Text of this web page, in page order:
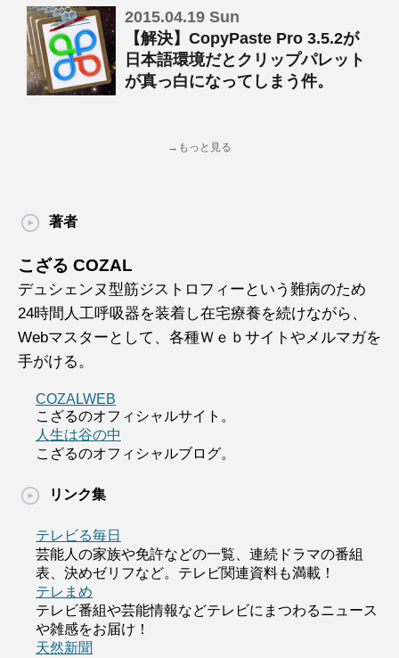
2015.04.19 Sun
【解決】CopyPaste Pro 3.5.2が
日本語環境だとクリップパレット
が真っ白になってしまう件。
→もっと見る
著者
こざる COZAL
デュシェンヌ型筋ジストロフィーという難病のため
24時間人工呼吸器を装着し在宅療養を続けながら、
Webマスターとして、各種Ｗｅｂサイトやメルマガを
手がける。
COZALWEB
こざるのオフィシャルサイト。
人生は谷の中
こざるのオフィシャルブログ。
リンク集
テレビる毎日
芸能人の家族や免許などの一覧、連続ドラマの番組
表、決めゼリフなど。テレビ関連資料も満載！
テレまめ
テレビ番組や芸能情報などテレビにまつわるニュース
や雑感をお届け！
天然新聞